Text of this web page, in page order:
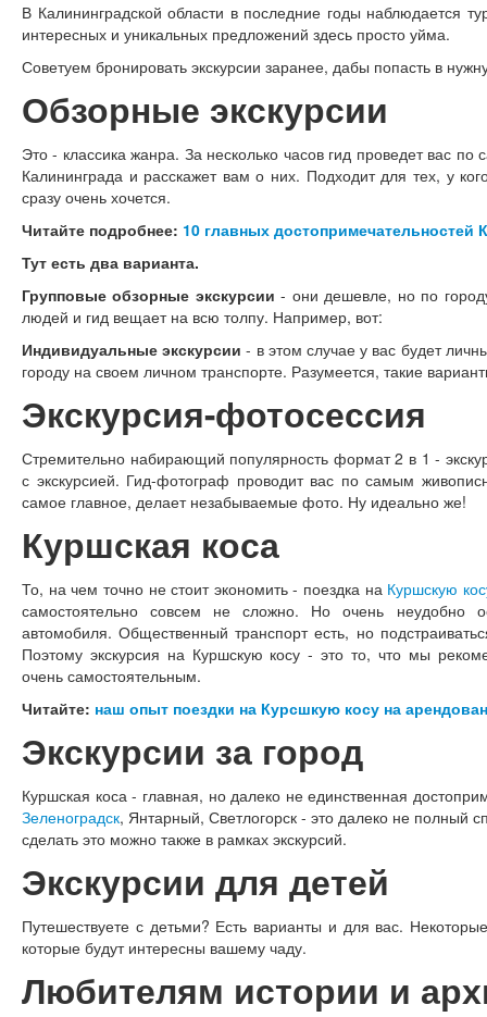
В Калининградской области в последние годы наблюдается
интересных и уникальных предложений здесь просто уйма.
Советуем бронировать экскурсии заранее, дабы попасть в
Обзорные экскурсии
Это - классика жанра. За несколько часов гид проведет вас
Калининграда и расскажет вам о них. Подходит для тех, у
сразу очень хочется.
Читайте подробнее: 10 главных достопримечательностей
Тут есть два варианта.
Групповые обзорные экскурсии - они дешевле, но по
людей и гид вещает на всю толпу. Например, вот:
Индивидуальные экскурсии - в этом случае у вас будет
городу на своем личном транспорте. Разумеется, такие
Экскурсия-фотосессия
Стремительно набирающий популярность формат 2 в 1 -
с экскурсией. Гид-фотограф проводит вас по самым
самое главное, делает незабываемые фото. Ну идеально же!
Куршская коса
То, на чем точно не стоит экономить - поездка на Куршскую
самостоятельно совсем не сложно. Но очень неудобно
автомобиля. Общественный транспорт есть, но
Поэтому экскурсия на Куршскую косу - это то, что мы
очень самостоятельным.
Читайте: наш опыт поездки на Курсшкую косу на
Экскурсии за город
Куршская коса - главная, но далеко не единственная
Зеленоградск, Янтарный, Светлогорск - это далеко не полный
сделать это можно также в рамках экскурсий.
Экскурсии для детей
Путешествуете с детьми? Есть варианты и для вас.
которые будут интересны вашему чаду.
Любителям истории и